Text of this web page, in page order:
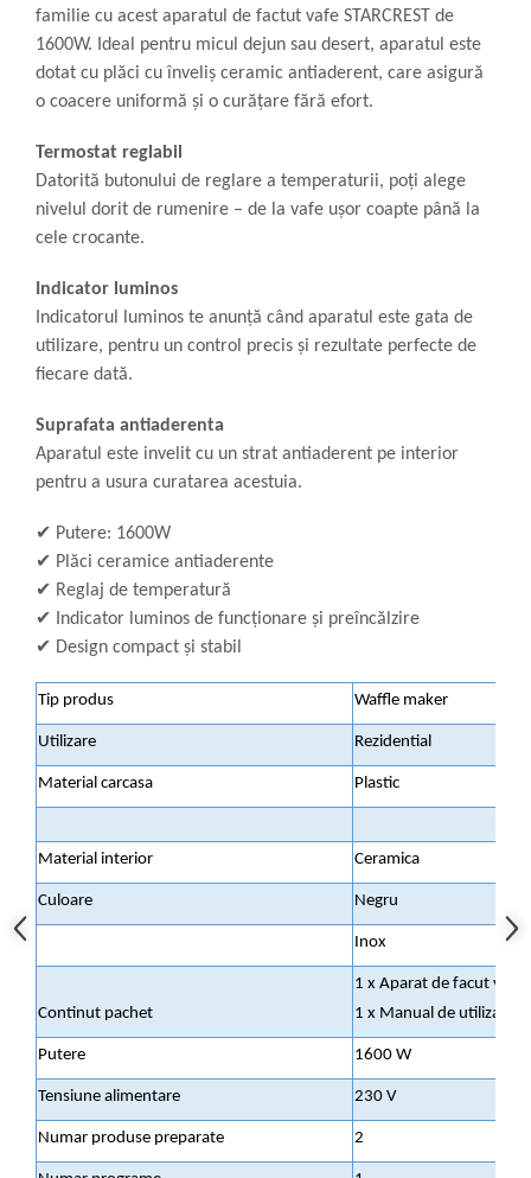
familie cu acest aparatul de factut vafe STARCREST de
1600W. Ideal pentru micul dejun sau desert, aparatul este
dotat cu plăci cu înveliș ceramic antiaderent, care asigură
o coacere uniformă și o curățare fără efort.
Termostat reglabil
Datorită butonului de reglare a temperaturii, poți alege
nivelul dorit de rumenire – de la vafe ușor coapte până la
cele crocante.
Indicator luminos
Indicatorul luminos te anunță când aparatul este gata de
utilizare, pentru un control precis și rezultate perfecte de
fiecare dată.
Suprafata antiaderenta
Aparatul este invelit cu un strat antiaderent pe interior
pentru a usura curatarea acestuia.
✔ Putere: 1600W
✔ Plăci ceramice antiaderente
✔ Reglaj de temperatură
✔ Indicator luminos de funcționare și preîncălzire
✔ Design compact și stabil
Tip produs Waffle maker
Utilizare Rezidential
Material carcasa Plastic
Material interior Ceramica
Culoare Negru
Inox
Continut pachet
1 x Aparat de facut vafe
1 x Manual de utilizare
Putere 1600 W
Tensiune alimentare 230 V
Numar produse preparate 2